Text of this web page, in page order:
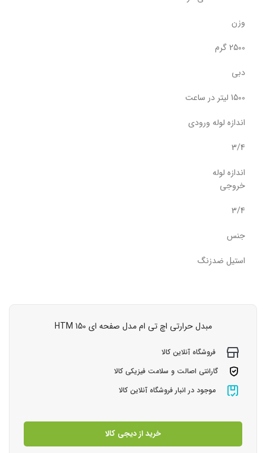
وزن
2500 گرم
دبی
1500 لیتر در ساعت
اندازه لوله ورودی
3/4
اندازه لوله
خروجی
3/4
جنس
استیل ضدزنگ
مبدل حرارتی اچ تی ام مدل صفحه ای HTM 150
فروشگاه آنلاین کالا
گارانتی اصالت و سلامت فیزیکی کالا
موجود در انبار فروشگاه آنلاین کالا
خرید از دیجی کالا